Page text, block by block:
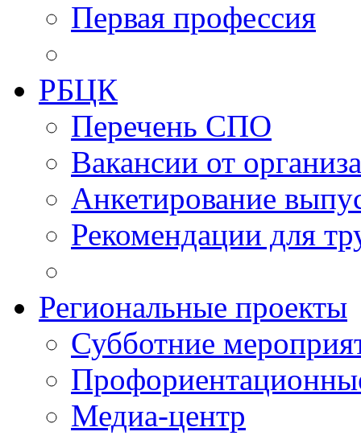
Первая профессия
РБЦК
Перечень СПО
Вакансии от
Анкетирование
Рекомендации для
Региональные проекты
Субботние
Медиа-центр